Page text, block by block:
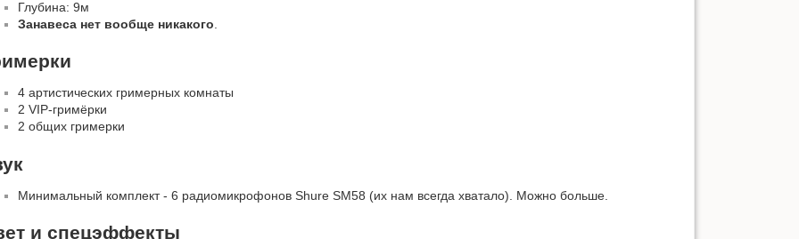
Глубина: 9м
Занавеса нет вообще никакого
4 артистических гримерных комнаты
2 VIP-гримёрки
2 общих гримерки
Минимальный комплект - 6 радиомикрофонов Shure SM58 (их нам всегда хватало). Можно больше.
и спецэффекты